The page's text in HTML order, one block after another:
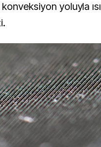
yoluyla ısı